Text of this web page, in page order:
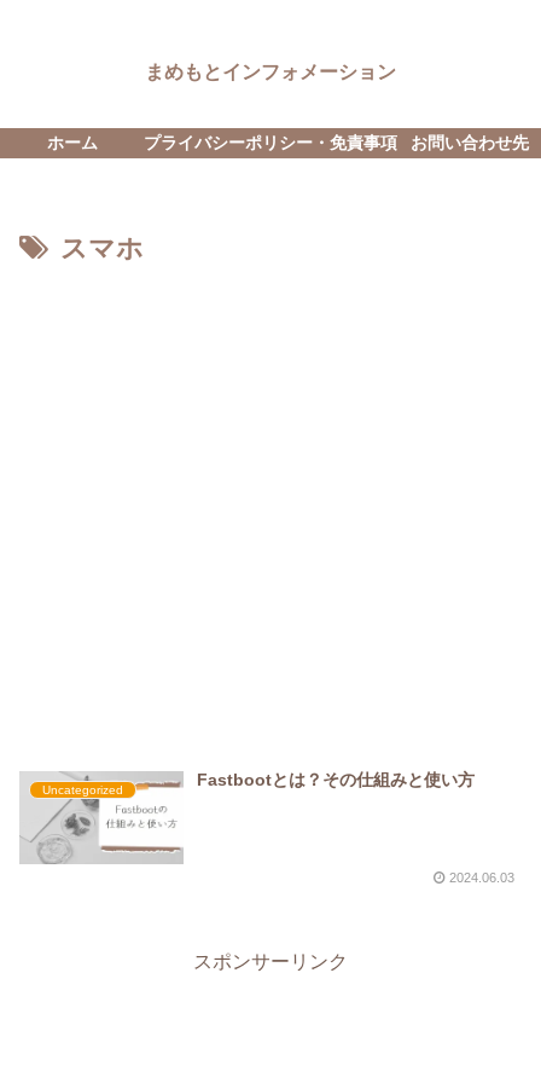
まめもとインフォメーション
ホーム プライバシーポリシー・免責事項 お問い合わせ先
スマホ
Uncategorized
Fastbootとは？その仕組みと使い方
2024.06.03
スポンサーリンク